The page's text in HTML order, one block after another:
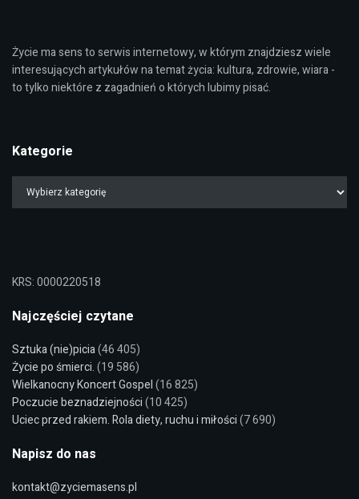
Życie ma sens to serwis internetowy, w którym znajdziesz wiele
interesujących artykułów na temat życia: kultura, zdrowie, wiara -
to tylko niektóre z zagadnień o których lubimy pisać.
Kategorie
KRS: 0000220518
Najczęściej czytane
Sztuka (nie)picia(46 405)
Życie po śmierci.(19 586)
Wielkanocny Koncert Gospel(16 825)
Poczucie beznadziejności(10 425)
Uciec przed rakiem. Rola diety, ruchu i miłości(7 690)
Napisz do nas
kontakt@zyciemasens.pl